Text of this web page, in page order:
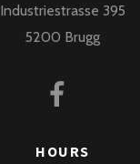
Industriestrasse 395
5200 Brugg
HOURS